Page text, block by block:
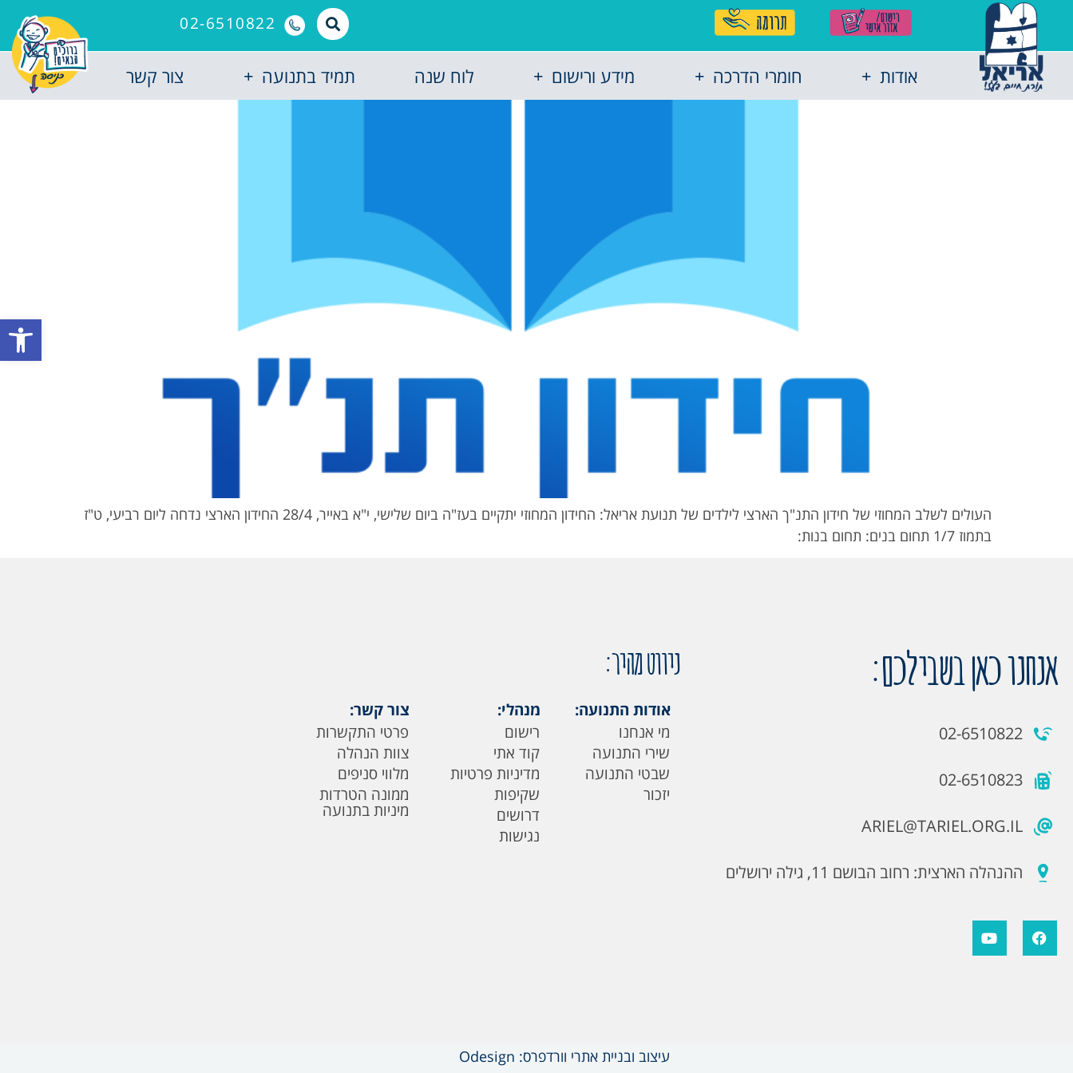
פתח
02-6510822
אודות חומרי הדרכה מידע ורישום לוח שנה תמיד בתנועה צור קשר
העולים לשלב המחוזי של חידון התנ"ך הארצי לילדים של תנועת אריאל: החידון המחוזי יתקיים בעז"ה ביום שלישי, י"א באייר, 28/4 החידון הארצי נדחה ליום רביעי, ט"ז
בתמוז 1/7 תחום בנים: תחום בנות:
אנחנו כאן בשבילכם:
02-6510822
02-6510823
ARIEL@TARIEL.ORG.IL
ההנהלה הארצית: רחוב הבושם 11, גילה ירושלים
ניווט מהיר:
אודות התנועה:
מי אנחנו
שירי התנועה
שבטי התנועה
יזכור
מנהלי:
רישום
קוד אתי
מדיניות פרטיות
שקיפות
דרושים
נגישות
צור קשר:
פרטי התקשרות
צוות הנהלה
מלווי סניפים
ממונה הטרדות
מיניות בתנועה
עיצוב ובניית אתרי וורדפרס: Odesign